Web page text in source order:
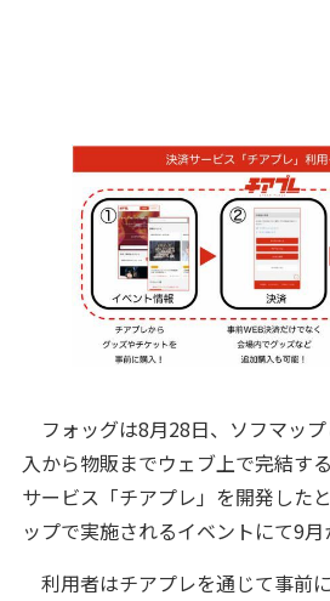
フォッグは8月28日、ソフマッ
入から物販までウェブ上で完結す
サービス「チアプレ」を開発した
ップで実施されるイベントにて9月
利用者はチアプレを通じて事前